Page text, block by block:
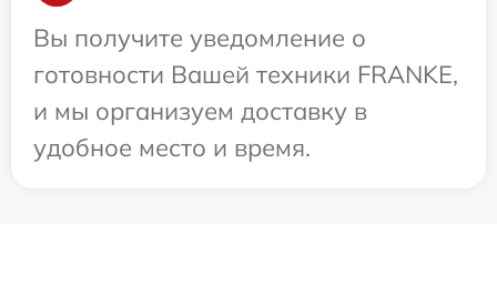
Вы получите уведомление о
готовности Вашей техники FRANKE,
и мы организуем доставку в
удобное место и время.